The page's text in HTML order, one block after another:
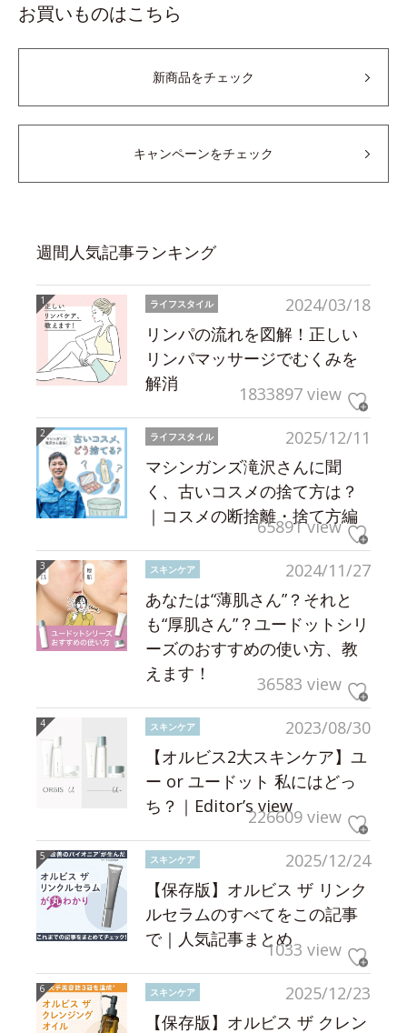
お買いものはこちら
新商品をチェック
キャンペーンをチェック
週間人気記事ランキング
2024/03/18
ライフスタイル
リンパの流れを図解！正しい
リンパマッサージでむくみを
解消
1833897 view
2025/12/11
ライフスタイル
マシンガンズ滝沢さんに聞
く、古いコスメの捨て方は？
｜コスメの断捨離・捨て方編
65891 view
2024/11/27
スキンケア
あなたは“薄肌さん”？それと
も“厚肌さん”？ユードットシリ
ーズのおすすめの使い方、教
えます！
36583 view
2023/08/30
スキンケア
【オルビス2大スキンケア】ユ
ー or ユードット 私にはどっ
ち？｜Editor’s view226609 view
2025/12/24
スキンケア
【保存版】オルビス ザ リンク
ルセラムのすべてをこの記事
で｜人気記事まとめ1033 view
2025/12/23
スキンケア
【保存版】オルビス ザ クレン